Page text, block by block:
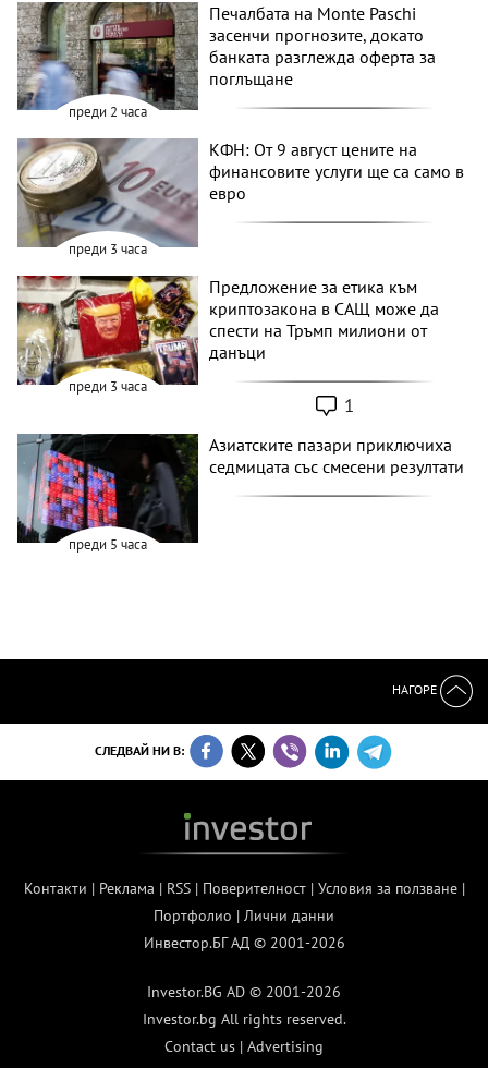
преди 2 часа
Печалбата на Monte Paschi
засенчи прогнозите, докато
банката разглежда оферта за
поглъщане
преди 3 часа
КФН: От 9 август цените на
финансовите услуги ще са само в
евро
преди 3 часа
Предложение за етика към
криптозакона в САЩ може да
спести на Тръмп милиони от
данъци
1
преди 5 часа
Азиатските пазари приключиха
седмицата със смесени резултати
НАГОРЕ
СЛЕДВАЙ НИ В:
Контакти | Реклама | RSS| Поверителност| Условия за ползване|
Портфолио | Лични данни
Инвестор.БГ АД © 2001-2026
Investor.BG AD © 2001-2026
Investor.bg All rights reserved.
Contact us | Advertising